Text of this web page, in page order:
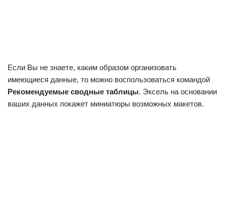
Если Вы не знаете, каким образом организовать
имеющиеся данные, то можно воспользоваться командой
Рекомендуемые сводные таблицы. Эксель на основании
ваших данных покажет миниатюры возможных макетов.